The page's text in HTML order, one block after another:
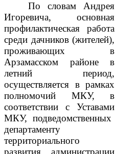
По словам Андрея
Игоревича, основная
профилактическая работа
среди дачников (жителей),
проживающих в
Арзамасском районе в
летний период,
осуществляется в рамках
полномочий МКУ, в
соответствии с Уставами
МКУ, подведомственных
департаменту
территориального
развития администрации